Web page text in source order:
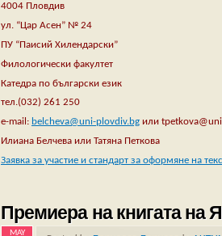
4004 Пловдив
ул. “Цар Асен” № 24
ПУ “Паисий Хилендарски”
Филологически факултет
Катедра по български език
тел.(032) 261 250
е-mail: belcheva@uni-plovdiv.bg или
Илиана Белчева или Татяна Петкова
Заявка за участие и стандарт за оформяне на
Премиера на книгата на
MAY